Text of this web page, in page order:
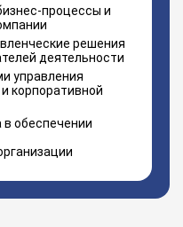
процессы и
решения
деятельности
управления
корпоративной
обеспечении